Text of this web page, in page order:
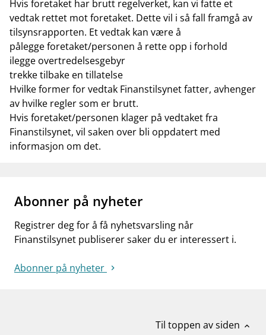
Hvis foretaket har brutt regelverket, kan vi fatte et
vedtak rettet mot foretaket. Dette vil i så fall framgå av
tilsynsrapporten. Et vedtak kan være å
pålegge foretaket/personen å rette opp i forhold
ilegge overtredelsesgebyr
trekke tilbake en tillatelse
Hvilke former for vedtak Finanstilsynet fatter, avhenger
av hvilke regler som er brutt.
Hvis foretaket/personen klager på vedtaket fra
Finanstilsynet, vil saken over bli oppdatert med
informasjon om det.
Abonner på nyheter
Registrer deg for å få nyhetsvarsling når
Finanstilsynet publiserer saker du er interessert i.
Abonner på nyheter
Til toppen av siden expand_less